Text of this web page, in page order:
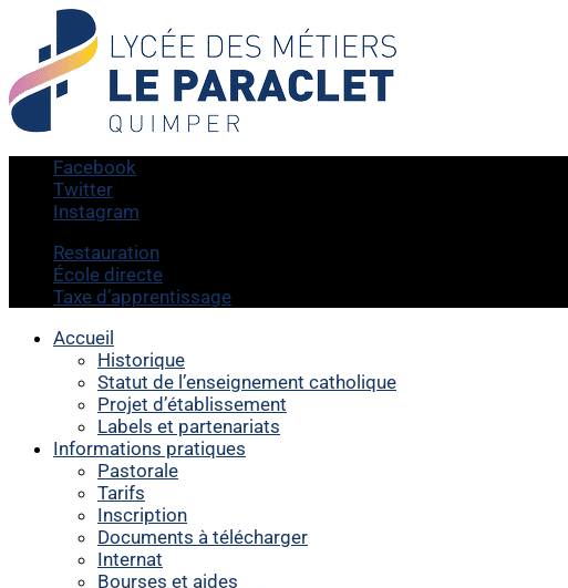
Facebook
Twitter
Instagram
Restauration
École directe
Taxe d’apprentissage
Accueil
Historique
Statut de l’enseignement catholique
Projet d’établissement
Labels et partenariats
Informations pratiques
Pastorale
Tarifs
Inscription
Documents à télécharger
Internat
Bourses et aides